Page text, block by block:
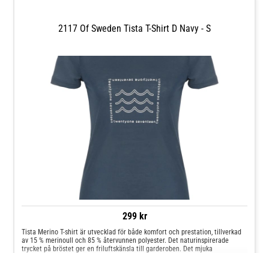
2117 Of Sweden Tista T-Shirt D Navy - S
299 kr
Tista Merino T-shirt är utvecklad för både komfort och prestation, tillverkad
av 15 % merinoull och 85 % återvunnen polyester. Det naturinspirerade
trycket på bröstet ger en friluftskänsla till garderoben. Det mjuka